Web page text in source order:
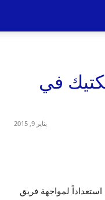
في
يناير 9, 2015
استعداداً لمواجهة فريق